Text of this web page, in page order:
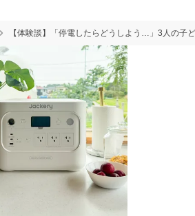
【体験談】「停電したらどうしよう…」3人の子